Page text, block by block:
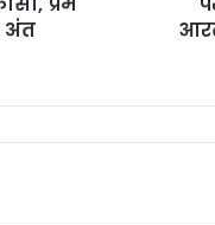
अंत